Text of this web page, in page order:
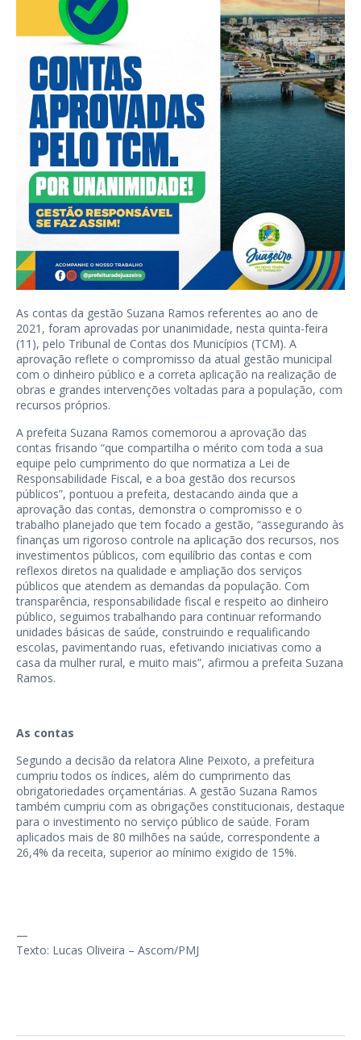
As contas da gestão Suzana Ramos referentes ao ano de
2021, foram aprovadas por unanimidade, nesta quinta-feira
(11), pelo Tribunal de Contas dos Municípios (TCM). A
aprovação reflete o compromisso da atual gestão municipal
com o dinheiro público e a correta aplicação na realização de
obras e grandes intervenções voltadas para a população, com
recursos próprios.
A prefeita Suzana Ramos comemorou a aprovação das
contas frisando “que compartilha o mérito com toda a sua
equipe pelo cumprimento do que normatiza a Lei de
Responsabilidade Fiscal, e a boa gestão dos recursos
públicos”, pontuou a prefeita, destacando ainda que a
aprovação das contas, demonstra o compromisso e o
trabalho planejado que tem focado a gestão, “assegurando às
finanças um rigoroso controle na aplicação dos recursos, nos
investimentos públicos, com equilíbrio das contas e com
reflexos diretos na qualidade e ampliação dos serviços
públicos que atendem as demandas da população. Com
transparência, responsabilidade fiscal e respeito ao dinheiro
público, seguimos trabalhando para continuar reformando
unidades básicas de saúde, construindo e requalificando
escolas, pavimentando ruas, efetivando iniciativas como a
casa da mulher rural, e muito mais”, afirmou a prefeita Suzana
Ramos.
As contas
Segundo a decisão da relatora Aline Peixoto, a prefeitura
cumpriu todos os índices, além do cumprimento das
obrigatoriedades orçamentárias. A gestão Suzana Ramos
também cumpriu com as obrigações constitucionais, destaque
para o investimento no serviço público de saúde. Foram
aplicados mais de 80 milhões na saúde, correspondente a
26,4% da receita, superior ao mínimo exigido de 15%.
—
Texto: Lucas Oliveira – Ascom/PMJ